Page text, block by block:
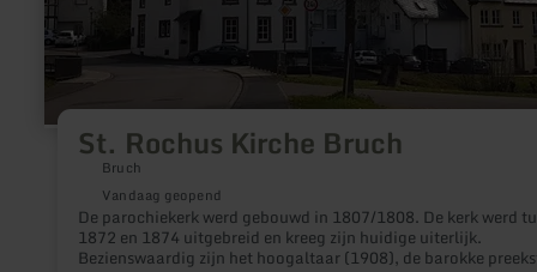
St. Rochus Kirche Bruch
Bruch
Vandaag geopend
De parochiekerk werd gebouwd in 1807/1808. De kerk werd
1872 en 1874 uitgebreid en kreeg zijn huidige uiterlijk.
Bezienswaardig zijn het hoogaltaar (1908), de barokke